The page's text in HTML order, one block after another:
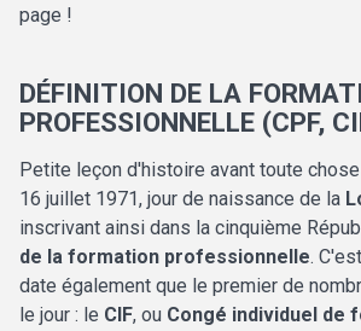
page !
DÉFINITION DE LA
PROFESSIONNELLE (CPF,
Petite leçon d'histoire avant toute
16 juillet 1971, jour de naissance de la
inscrivant ainsi dans la cinquième
de la formation professionnelle.
date également que le premier de
le jour : le CIF, ou Congé individuel de